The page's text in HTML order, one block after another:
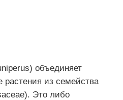
объединяет
растения из семейства
Это либо